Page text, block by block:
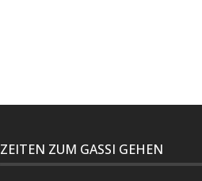
ZEITEN ZUM GASSI GEHEN